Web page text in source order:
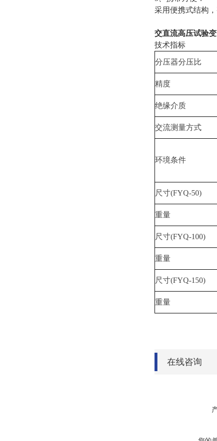
采用便携式结构
交直流高压试验
技术指标
分压器分压比
精度
绝缘介质
交流测量方式
环境条件
尺寸(FYQ-50)
重量
尺寸(FYQ-100)
重量
尺寸(FYQ-150)
重量
在线咨询